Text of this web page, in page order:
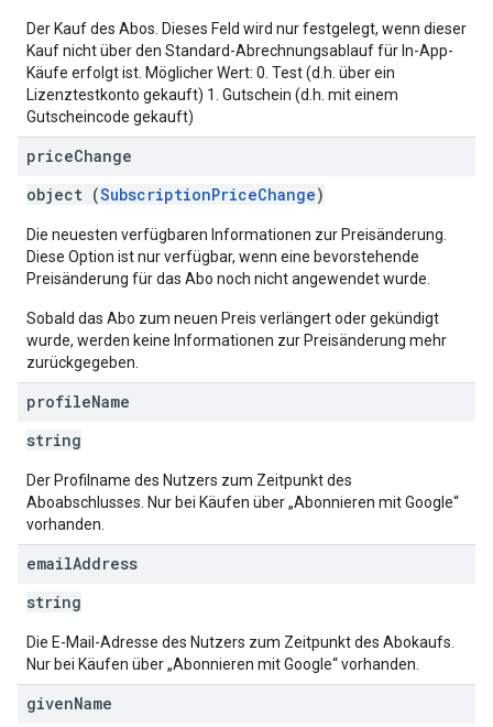
Der Kauf des Abos. Dieses Feld wird nur festgelegt, wenn dieser
Kauf nicht über den Standard-Abrechnungsablauf für In-App-
Käufe erfolgt ist. Möglicher Wert: 0. Test (d.h. über ein
Lizenztestkonto gekauft) 1. Gutschein (d.h. mit einem
Gutscheincode gekauft)
priceChange
object (SubscriptionPriceChange)
Die neuesten verfügbaren Informationen zur Preisänderung.
Diese Option ist nur verfügbar, wenn eine bevorstehende
Preisänderung für das Abo noch nicht angewendet wurde.
Sobald das Abo zum neuen Preis verlängert oder gekündigt
wurde, werden keine Informationen zur Preisänderung mehr
zurückgegeben.
profileName
string
Der Profilname des Nutzers zum Zeitpunkt des
Aboabschlusses. Nur bei Käufen über „Abonnieren mit Google“
vorhanden.
emailAddress
string
Die E-Mail-Adresse des Nutzers zum Zeitpunkt des Abokaufs.
Nur bei Käufen über „Abonnieren mit Google“ vorhanden.
givenName